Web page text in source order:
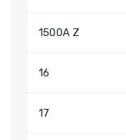
1500A Z
16
17